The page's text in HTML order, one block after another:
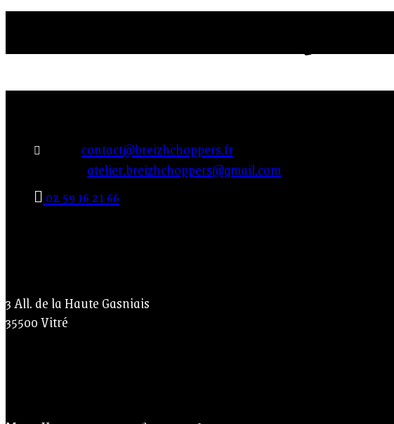
#taketheroadwithpeace
contact@breizhchoppers.fr
atelier.breizhchoppers@gmail.com
02 59 16 21 66
3 All. de la Haute Gasniais
35500 Vitré